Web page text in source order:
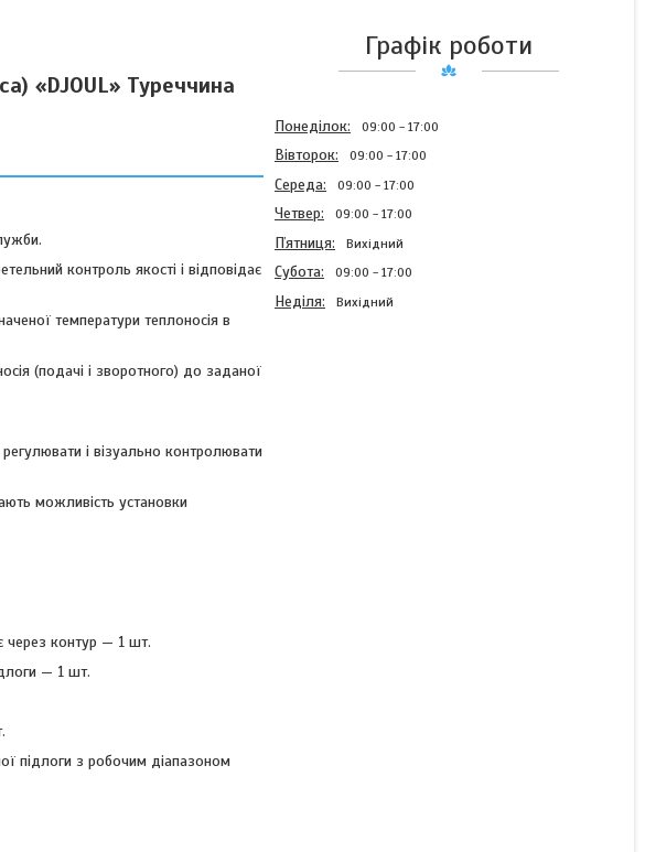
«DJOUL» Туреччина
контроль якості і відповідає
температури теплоносія в
(подачі і зворотного) до заданої
і візуально контролювати
можливість установки
через контур — 1 шт.
— 1 шт.
підлоги з робочим діапазоном
Графік роботи
Понеділок 09:00 17:00
Вівторок 09:00 17:00
Середа 09:00 17:00
Четвер 09:00 17:00
Пʼятниця Вихідний
Субота 09:00 17:00
Неділя Вихідний